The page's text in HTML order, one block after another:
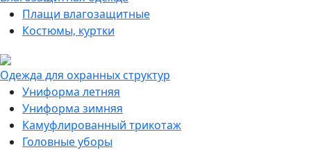
Плащи влагозащитные
Костюмы, куртки
Одежда для охранных структур
Униформа летняя
Униформа зимняя
Камуфлированный трикотаж
Головные уборы